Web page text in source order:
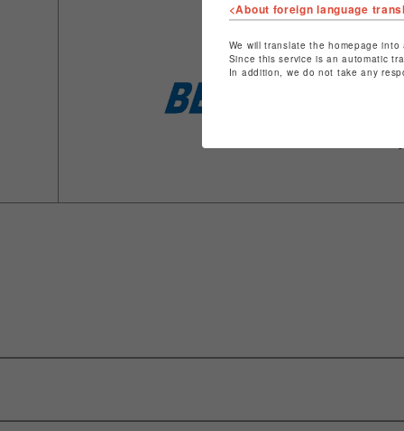
<About foreign language
We will translate the homepage
Since this service is an automatic
In addition, we do not take any